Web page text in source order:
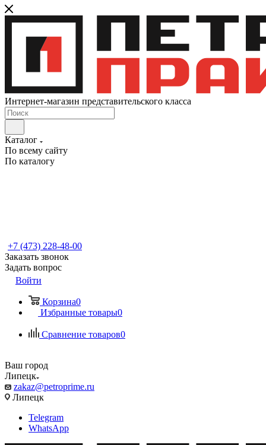
Интернет-магазин представительского класса
Каталог
По всему сайту
По каталогу
+7 (473) 228-48-00
Заказать звонок
Задать вопрос
Войти
Корзина0
Избранные товары0
Сравнение товаров0
Ваш город
Липецк
zakaz@petroprime.ru
Липецк
Telegram
WhatsApp